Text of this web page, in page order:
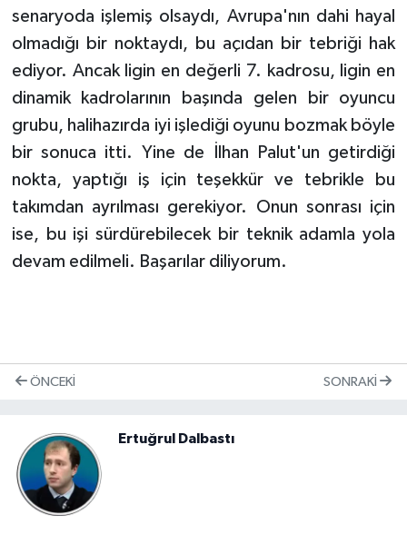
senaryoda işlemiş olsaydı, Avrupa'nın dahi hayal
olmadığı bir noktaydı, bu açıdan bir tebriği hak
ediyor. Ancak ligin en değerli 7. kadrosu, ligin en
dinamik kadrolarının başında gelen bir oyuncu
grubu, halihazırda iyi işlediği oyunu bozmak böyle
bir sonuca itti. Yine de İlhan Palut'un getirdiği
nokta, yaptığı iş için teşekkür ve tebrikle bu
takımdan ayrılması gerekiyor. Onun sonrası için
ise, bu işi sürdürebilecek bir teknik adamla yola
devam edilmeli. Başarılar diliyorum.
ÖNCEKI SONRAKI
Ertuğrul Dalbastı